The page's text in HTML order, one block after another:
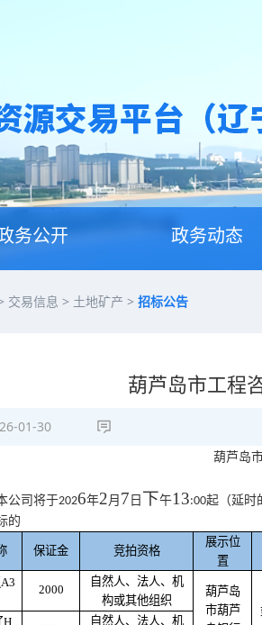
务公开 政务动态
交易信息 > 土地矿产 > 招标公告
葫芦岛市工程
01-30
葫芦岛
公司将于2026年2月 7 日 下午13:00起（延时
的
保证金 竞拍资格
展示位
置
2000
自然人、法人、机
构或其他组织
葫芦岛
市葫芦
H
自然人、法人、机